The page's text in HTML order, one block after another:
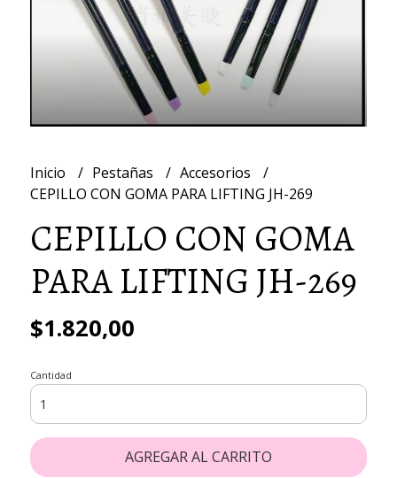
Inicio Pestañas
Accesorios
CEPILLO CON GOMA PARA LIFTING JH-269
CEPILLO CON GOMA
PARA LIFTING JH-269
$1.820,00
Cantidad
AGREGAR AL CARRITO